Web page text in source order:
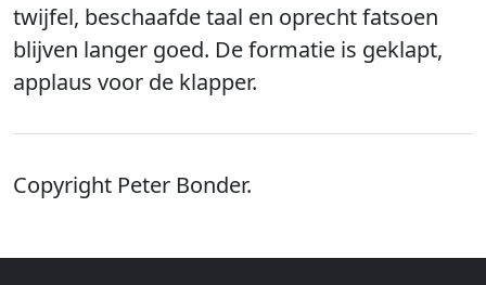
twijfel, beschaafde taal en oprecht fatsoen
blijven langer goed. De formatie is geklapt,
applaus voor de klapper.
Copyright Peter Bonder.